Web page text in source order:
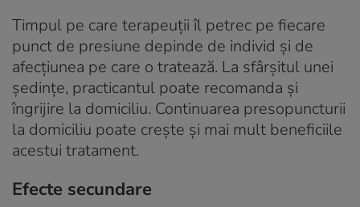
Timpul pe care terapeuții îl petrec pe fiecare
punct de presiune depinde de individ și de
afecțiunea pe care o tratează. La sfârșitul unei
ședințe, practicantul poate recomanda și
îngrijire la domiciliu. Continuarea presopuncturii
la domiciliu poate crește și mai mult beneficiile
acestui tratament.
Efecte secundare